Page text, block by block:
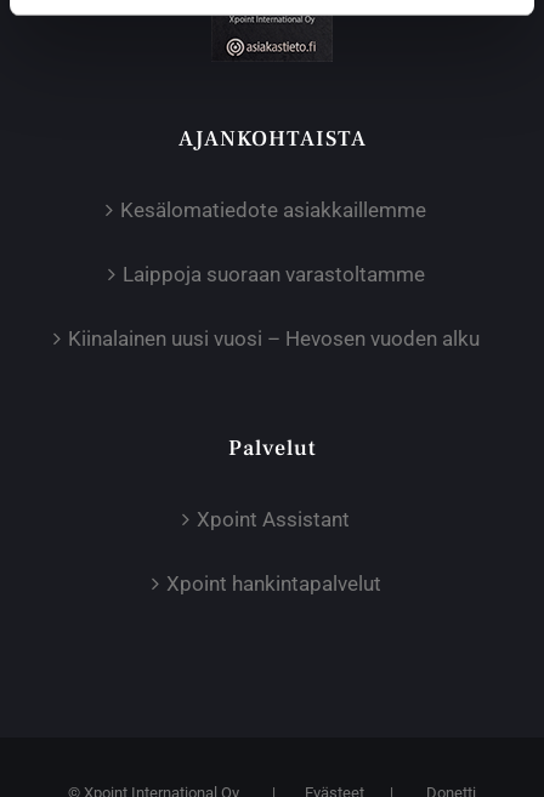
AJANKOHTAISTA
Kesälomatiedote asiakkaillemme
Laippoja suoraan varastoltamme
Kiinalainen uusi vuosi – Hevosen vuoden alku
Palvelut
Xpoint Assistant
Xpoint hankintapalvelut
© Xpoint International Oy | Evästeet | Donetti